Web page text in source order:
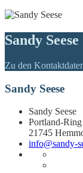
Sandy Seese
Zu den
Sandy Seese
Sandy Seese
Portland-
21745
info@sandy-